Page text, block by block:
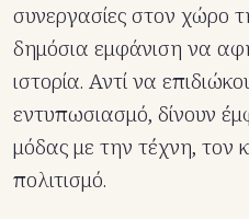
συνεργασίες στον χώρο
δημόσια εμφάνιση να
ιστορία. Αντί να
εντυπωσιασμό, δίνουν
μόδας με την τέχνη, τον
πολιτισμό.